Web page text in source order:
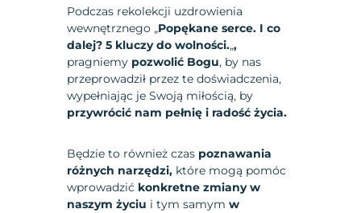
Podczas rekolekcji uzdrowienia
wewnętrznego „Popękane serce. I co
dalej? 5 kluczy do wolności.„,
pragniemy pozwolić Bogu, by nas
przeprowadził przez te doświadczenia,
wypełniając je Swoją miłością, by
przywrócić nam pełnię i radość życia.
Będzie to również czas poznawania
różnych narzędzi, które mogą pomóc
wprowadzić konkretne zmiany w
naszym życiu i tym samymw